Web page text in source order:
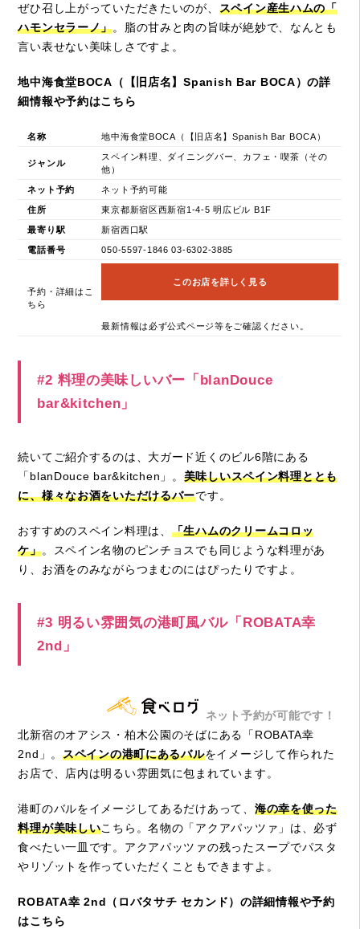
ぜひ召し上がっていただきたいのが、 スペイン産生ハムの「
ハモンセラーノ」。脂の甘みと肉の旨味が絶妙で、なんとも
言い表せない美味しさですよ。
地中海食堂BOCA（【旧店名】Spanish Bar BOCA）の詳
細情報や予約はこちら
名称 地中海食堂BOCA（【旧店名】Spanish Bar BOCA）
ジャンル
スペイン料理、ダイニングバー、カフェ・喫茶（その
他）
ネット予約 ネット予約可能
住所 東京都新宿区西新宿1-4-5 明広ビル B1F
最寄り駅 新宿西口駅
電話番号 050-5597-1846 03-6302-3885
予約・詳細はこ
ちら
このお店を詳しく見る
最新情報は必ず公式ページ等をご確認ください。
#2 料理の美味しいバー「blanDouce
bar&kitchen」
続いてご紹介するのは、大ガード近くのビル6階にある
「blanDouce bar&kitchen」。 美味しいスペイン料理ととも
に、様々なお酒をいただけるバーです。
おすすめのスペイン料理は、 「生ハムのクリームコロッ
ケ」。スペイン名物のピンチョスでも同じような料理があ
り、お酒をのみながらつまむのにはぴったりですよ。
#3 明るい雰囲気の港町風バル「ROBATA幸
2nd」
ネット予約が可能です！
北新宿のオアシス・柏木公園のそばにある「ROBATA幸
2nd」。 スペインの港町にあるバルをイメージして作られた
お店で、店内は明るい雰囲気に包まれています。
港町のバルをイメージしてあるだけあって、 海の幸を使った
料理が美味しいこちら。名物の「アクアパッツァ」は、必ず
食べたい一皿です。アクアパッツァの残ったスープでパスタ
やリゾットを作っていただくこともできますよ。
ROBATA幸 2nd（ロバタサチ セカンド）の詳細情報や予約
はこちら